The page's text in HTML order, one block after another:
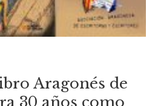
Aragonés de
30 años como